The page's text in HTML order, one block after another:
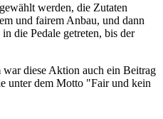
werden, die Zutaten
und fairem Anbau, und dann
die Pedale getreten, bis der
war diese Aktion auch ein Beitrag
unter dem Motto "Fairund kein